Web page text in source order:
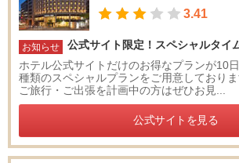
3.41
お知らせ
公式サイト限定！スペシャルタイ
ホテル公式サイトだけのお得なプランが10
種類のスペシャルプランをご用意しており
ご旅行・ご出張を計画中の方はぜひお見...
公式サイトを見る